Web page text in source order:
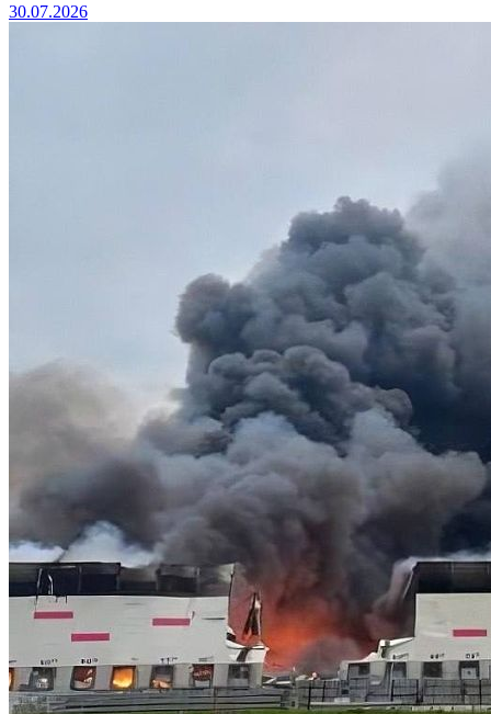
30.07.2026